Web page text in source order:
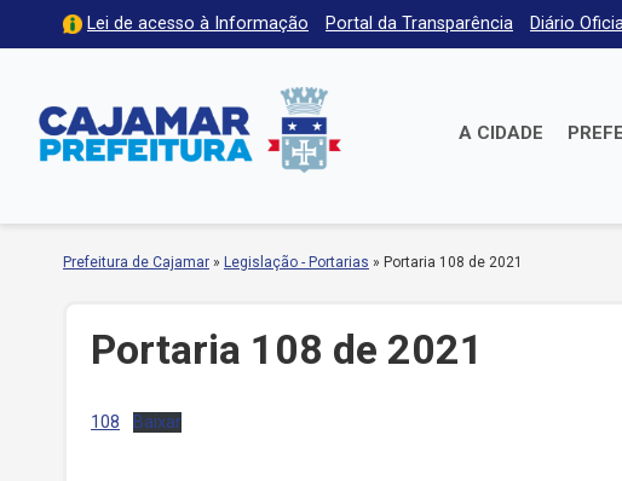
Lei de acesso à Informação Portal da Transparência Diário
A CIDADE
Prefeitura de Cajamar » Legislação - Portarias » Portaria 108 de 2021
Portaria 108 de 2021
108 Baixar